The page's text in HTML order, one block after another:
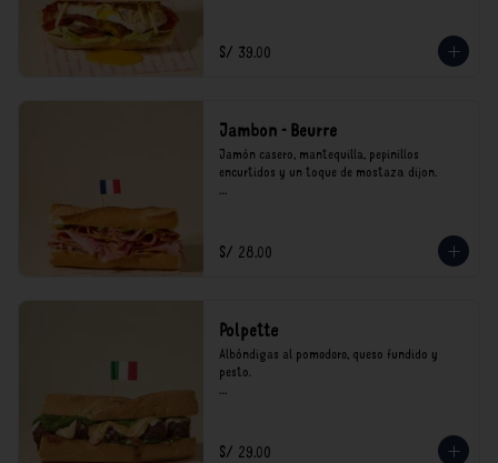
S/ 39.00
Jambon - Beurre
Jamón casero, mantequilla, pepinillos
encurtidos y un toque de mostaza dijon.
consumo.
S/ 28.00
Polpette
Albóndigas al pomodoro, queso fundido y
pesto.
consumo.
S/ 29.00